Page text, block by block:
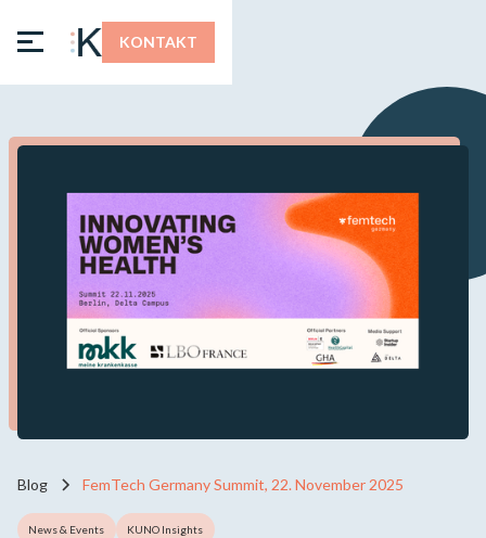
KONTAKT
Blog FemTech Germany Summit, 22. November 2025
News & Events KUNO Insights